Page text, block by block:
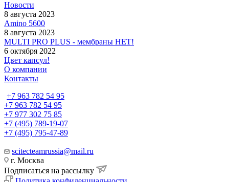
Новости
8 августа 2023
Amino 5600
8 августа 2023
MULTI PRO PLUS - мембраны НЕТ!
6 октября 2022
Цвет капсул!
О компании
Контакты
+7 963 782 54 95
+7 963 782 54 95
+7 977 302 75 85
+7 (495) 789-19-07
+7 (495) 795-47-89
scitecteamrussia@mail.ru
г. Москва
Подписаться на рассылку